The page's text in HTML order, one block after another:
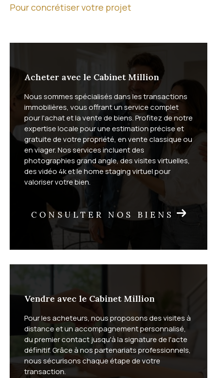
Quel est votre projet immobilier ?
Que vous souhaitiez acheter ouvendre, nous vous
offrons un service complet, adapté aux spécificités
du marché du bassin de Thau. Vendeurs, vous
bénéficiez d'une mise en valeur soignée de votre
bien : photographies grand angle, vidéo 4K, visites
virtuelles et home staging virtuel. Acheteurs, vous
profitez de visites à distance et d'un suivi sur mesure
jusqu'à la signature.
Nous proposons également la vente enviager, une
formule patrimoniale adaptée à de nombreuses
situations. Selon votre commune, découvrez notre
viager à Vic-la-Gardiole
solutions viager sur Fron
et leviager à Mireval
Faites estimer votre bien
Le Cabinet Million réalise gratuitement votre
on immobilière, en vente classique comme en viager.
L'estimation à domicile vous garantit une évaluation
précise sous 72 heures. L'estimation en ligne, plus
rapide, vous donne une première idée de la valeur de
votre bien.
Pour concrétiser votre projet
Acheter avec le Cabinet Million
Nous sommes spécialisés dans les transactions
immobilières, vous offrant un service complet
pour l'achat et la vente de biens. Profitez de notre
expertise locale pour une estimation précise et
gratuite de votre propriété, en vente classique ou
en viager. Nos services incluent des
photographies grand angle, des visites virtuelles,
des vidéo 4k et le home staging virtuel pour
valoriser votre bien.
CONSULTER NOS BIENS
Vendre avec le Cabinet Million
Pour les acheteurs, nous proposons des visites à
distance et un accompagnement personnalisé,
du premier contact jusqu'à la signature de l'acte
définitif. Grâce à nos partenariats professionnels,
nous sécurisons chaque étape de votre
transaction.